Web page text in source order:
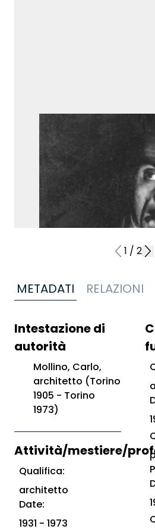
1 / 2
METADATI RELAZIONI
Intestazione di
autorità
Mollino, Carlo,
architetto (Torino
1905 - Torino
1973)
Attività/mestiere/
Qualifica:
architetto
Date:
1931 - 1973